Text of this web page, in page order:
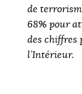
de
68% pour
des chiffres
l’Intérieur.